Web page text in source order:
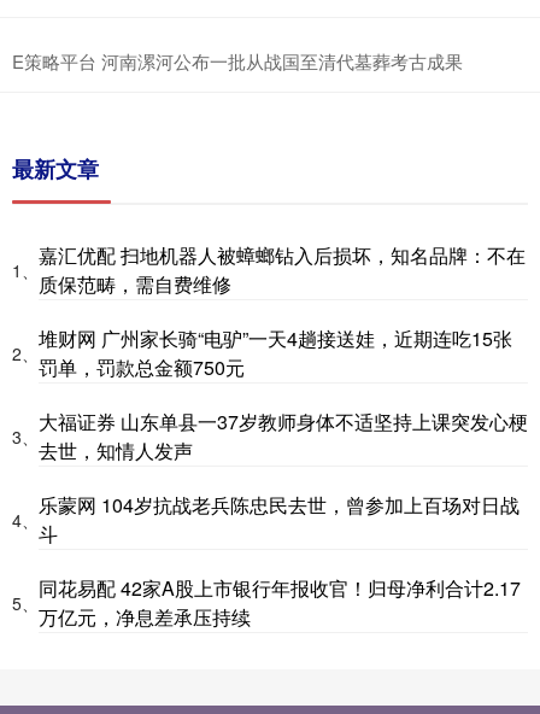
E策略平台 河南漯河公布一批从战国至清代墓葬考古成果
最新文章
1、
嘉汇优配 扫地机器人被蟑螂钻入后损坏，知名品牌：不在
质保范畴，需自费维修
2、
堆财网 广州家长骑“电驴”一天4趟接送娃，近期连吃15张
罚单，罚款总金额750元
3、
大福证券 山东单县一37岁教师身体不适坚持上课突发心梗
去世，知情人发声
4、
乐蒙网 104岁抗战老兵陈忠民去世，曾参加上百场对日战
斗
5、
同花易配 42家A股上市银行年报收官！归母净利合计2.17
万亿元，净息差承压持续